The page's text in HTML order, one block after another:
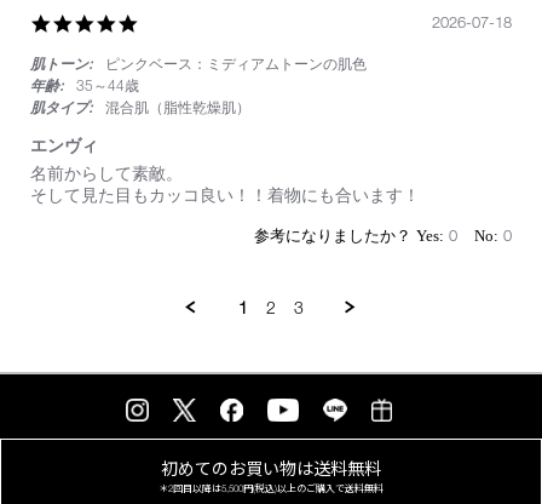
ラ
ウ
ン
レ
ッ
ド
カ
ラ
ー
803
rating
肌トーン:
ピンクベース：ミディアムトーンの肌色
年齢:
35～44歳
肌タイプ:
混合肌（脂性乾燥肌）
エンヴィ
Review
by
review
stating
名前からして素敵。
そして見た目もカッコ良い！！着物にも合います！
2026-07-18
0 0
1 2 3
初めてのお買い物は送料無料
＊2回目以降は5,500円(税込)以上のご購入で送料無料